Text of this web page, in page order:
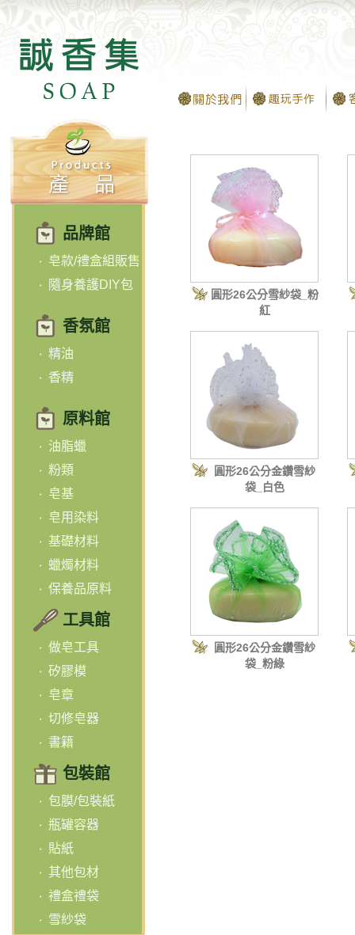
品牌館
皂款/禮盒組販售
隨身養護DIY包
香氛館
精油
香精
原料館
油脂蠟
粉類
皂基
皂用染料
基礎材料
蠟燭材料
保養品原料
工具館
做皂工具
矽膠模
皂章
切修皂器
書籍
包裝館
包膜/包裝紙
瓶罐容器
貼紙
其他包材
禮盒禮袋
雪紗袋
圓形26公分雪紗袋_粉
紅
圓形26公分金鑽雪紗
袋_白色
圓形26公分金鑽雪紗
袋_粉綠